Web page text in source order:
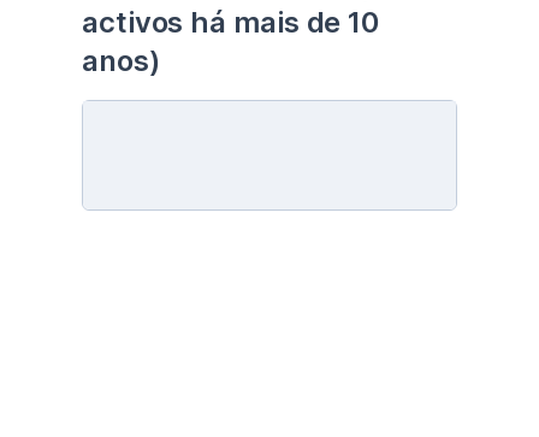
activos há mais de 10
anos)